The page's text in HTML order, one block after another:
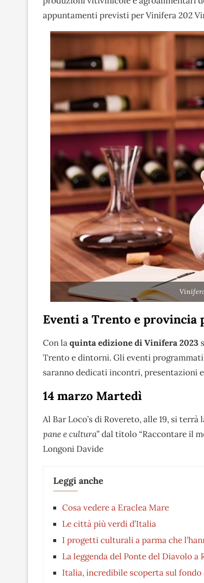
appuntamenti previsti per Vinifera 202
Eventi a Trento e provincia
Con laquinta edizione di Vinifera 2023
Trento e dintorni. Gli eventi
saranno dedicati incontri, presentazioni
14 marzo Martedì
Al Bar Loco’s di Rovereto, alle 19, si
pane e cultura” dal titolo “Raccontare il
Longoni Davide
Leggi anche
Cosa vedere a Eraclea Mare
Le città più verdi d’Italia
I progetti culturali a parma che
La leggenda del Ponte del Diavolo a
Italia, incredibile scoperta sul